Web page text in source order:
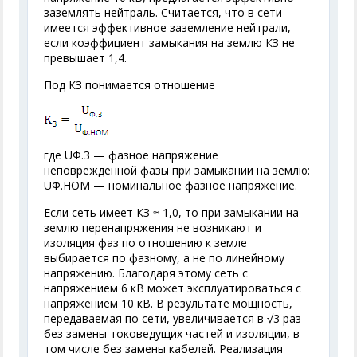
заземлять нейтраль. Считается, что в сети
имеется эффективное заземление нейтрали,
если коэффициент замыкания на землю КЗ не
превышает 1,4.
Под КЗ понимается отношение
где UФ.З — фазное напряжение
неповрежденной фазы при замыкании на землю:
UФ.НОМ — номинальное фазное напряжение.
Если сеть имеет КЗ ≈ 1,0, то при замыкании на
землю перенапряжения не возникают и
изоляция фаз по отношению к земле
выбирается по фазному, а не по линейному
напряжению. Благодаря этому сеть с
напряжением 6 кВ может эксплуатироваться с
напряжением 10 кВ. В результате мощность,
передаваемая по сети, увеличивается в √3 раз
без замены токоведущих частей и изоляции, в
том числе без замены кабелей. Реализация